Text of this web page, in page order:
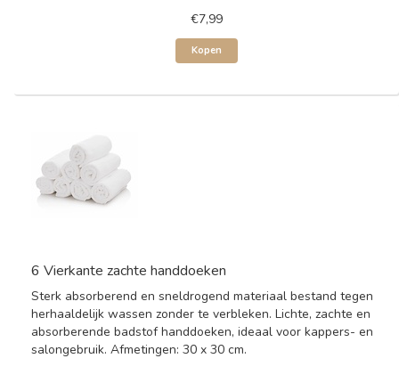
€7,99
Kopen
6 Vierkante zachte handdoeken
Sterk absorberend en sneldrogend materiaal bestand tegen
herhaaldelijk wassen zonder te verbleken. Lichte, zachte en
absorberende badstof handdoeken, ideaal voor kappers- en
salongebruik. Afmetingen: 30 x 30 cm.